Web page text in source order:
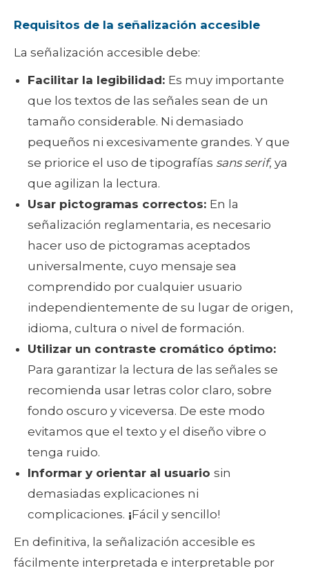
Requisitos de la señalización accesible
La señalización accesible debe:
Facilitar la legibilidad: Es muy importante
que los textos de las señales sean de un
tamaño considerable. Ni demasiado
pequeños ni excesivamente grandes. Y que
se priorice el uso de tipografías sans serif, ya
que agilizan la lectura.
Usar pictogramas correctos: En la
señalización reglamentaria, es necesario
hacer uso de pictogramas aceptados
universalmente, cuyo mensaje sea
comprendido por cualquier usuario
independientemente de su lugar de origen,
idioma, cultura o nivel de formación.
Utilizar un contraste cromático óptimo:
Para garantizar la lectura de las señales se
recomienda usar letras color claro, sobre
fondo oscuro y viceversa. De este modo
evitamos que el texto y el diseño vibre o
tenga ruido.
Informar y orientar al usuario sin
demasiadas explicaciones ni
complicaciones. ¡Fácil y sencillo!
En definitiva, la señalización accesible es
fácilmente interpretada e interpretable por